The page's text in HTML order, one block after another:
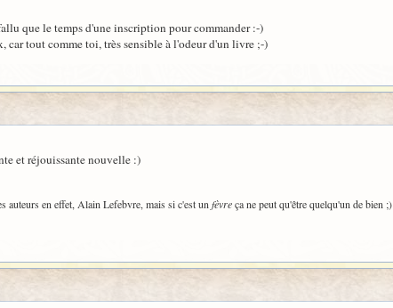
que le temps d'une inscription pour commander :-)
car tout comme toi, très sensible à l'odeur d'un livre ;-)
et réjouissante nouvelle :)
auteurs en effet, Alain Lefebvre, mais si c'est un fèvreça ne peut qu'être quelqu'un de bien ;)